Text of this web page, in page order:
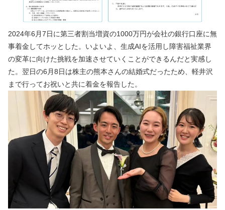
2024年6月7日に第三者割当増資の1000万円が会社の銀行口座に無
事着金してホッとした。いよいよ、生成AIを活用し障害福祉業界
の変革に向けた挑戦を加速させていくことができるんだと実感し
た。翌日の6月8日は株主の熊本さんの結婚式だったため、軽井沢
まで行ってお祝いと共に着金を報告した。